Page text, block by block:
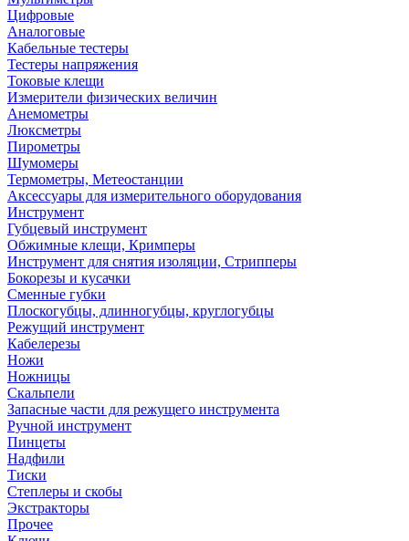
Цифровые
Аналоговые
Кабельные тестеры
Тестеры напряжения
Токовые клещи
Измерители физических величин
Анемометры
Люксметры
Пирометры
Шумомеры
Термометры, Метеостанции
Аксессуары для измерительного оборудования
Инструмент
Губцевый инструмент
Обжимные клещи, Кримперы
Инструмент для снятия изоляции, Стрипперы
Бокорезы и кусачки
Сменные губки
Плоскогубцы, длинногубцы, круглогубцы
Режущий инструмент
Кабелерезы
Ножи
Ножницы
Скальпели
Запасные части для режущего инструмента
Ручной инструмент
Пинцеты
Надфили
Тиски
Степлеры и скобы
Экстракторы
Прочее